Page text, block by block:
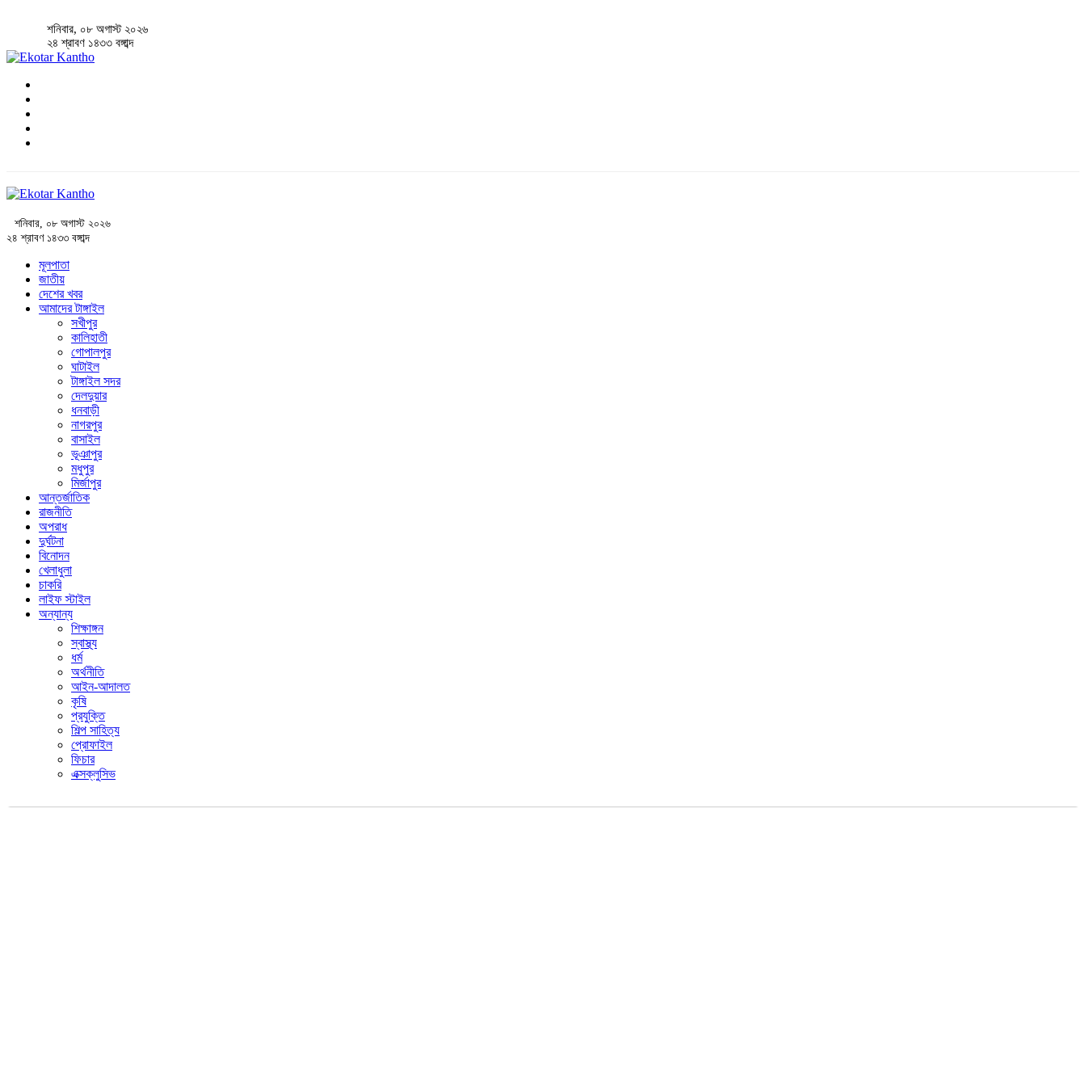
শনিবার, ০৮ অগাস্ট ২০২৬
২৪ শ্রাবণ ১৪৩৩ বঙ্গাব্দ
শনিবার, ০৮ অগাস্ট ২০২৬
২৪ শ্রাবণ ১৪৩৩ বঙ্গাব্দ
মূলপাতা
জাতীয়
দেশের খবর
আমাদের টাঙ্গাইল
সখীপুর
কালিহাতী
গোপালপুর
ঘাটাইল
টাঙ্গাইল সদর
দেলদুয়ার
ধনবাড়ী
নাগরপুর
বাসাইল
ভূঞাপুর
মধুপুর
মির্জাপুর
আন্তর্জাতিক
রাজনীতি
অপরাধ
দুর্ঘটনা
বিনোদন
খেলাধুলা
চাকরি
লাইফ স্টাইল
অন্যান্য
শিক্ষাঙ্গন
স্বাস্থ্য
ধর্ম
অর্থনীতি
আইন-আদালত
কৃষি
প্রযুক্তি
শিল্প সাহিত্য
প্রোফাইল
ফিচার
এক্সক্লুসিভ